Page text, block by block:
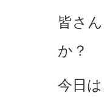
皆さ
か？
今日